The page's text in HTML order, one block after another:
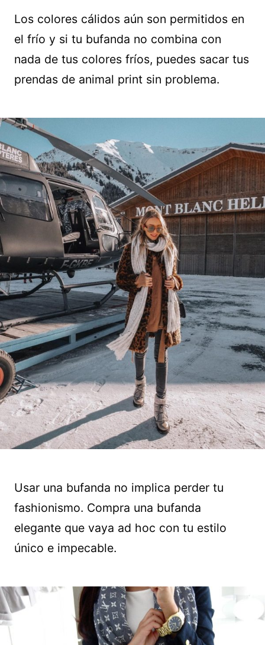
Los colores cálidos aún son permitidos en
el frío y si tu bufanda no combina con
nada de tus colores fríos, puedes sacar tus
prendas de animal print sin problema.
Usar una bufanda no implica perder tu
fashionismo. Compra una bufanda
elegante que vaya ad hoc con tu estilo
único e impecable.